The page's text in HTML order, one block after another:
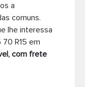
a
comuns.
lhe interessa
R15 em
com frete